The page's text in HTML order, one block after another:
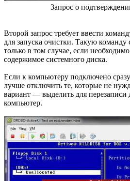
Запрос о
Второй запрос требует ввести
для запуска очистки. Такую команду
только в том случае, если
содержимое системного диска.
Если к компьютеру подключено
лучше отключить те, которые не
вариант — выделить для перезаписи
компьютер.